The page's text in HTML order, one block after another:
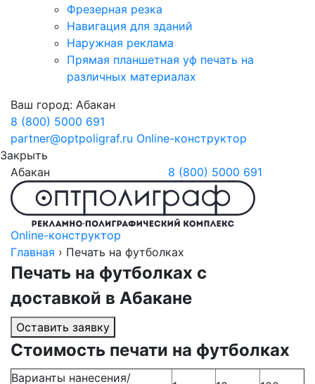
Фрезерная резка
Навигация для зданий
Наружная реклама
Прямая планшетная уф печать на
различных материалах
Ваш город: Абакан
8 (800) 5000 691
partner@optpoligraf.ru Online-конструктор
Закрыть
Абакан
8 (800) 5000 691
Online-конструктор
Главная › Печать на футболках
Печать на футболках с
доставкой в Абакане
Оставить заявку
Стоимость печати на футболках
Варианты нанесения/